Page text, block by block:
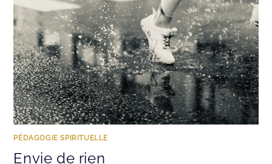
PÉDAGOGIE SPIRITUELLE
Envie de rien